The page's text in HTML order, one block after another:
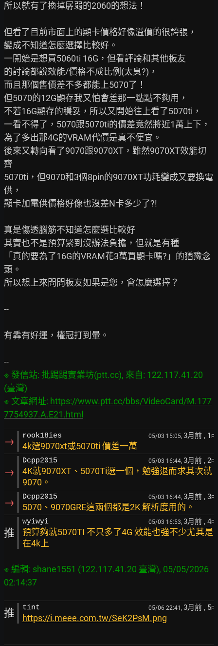
所以就有了換掉孱弱的2060的想法！
但看了目前市面上的顯卡價格好像溢價的很誇張，
變成不知道怎麼選擇比較好。
一開始是想買5060ti 16G，但看評論和其他板友
的討論都說效能/價格不成比例(太臭?)，
而且那個售價差不多都能上5070了！
但5070的12G顯存我又怕會差那一點點不夠用，
不若16G顯存的穩妥，所以又開始往上看了5070ti，
一看不得了，5070跟5070ti的價差竟然將近1萬上下，
為了多出那4G的VRAM代價是真不便宜。
後來又轉向看了9070跟9070XT，雖然9070XT效能切
齊
5070ti，但9070和3個8pin的9070XT功耗變成又要換電
供，
顯卡加電供價格好像也沒差N卡多少了?!
真是傷透腦筋不知道怎麼選比較好
其實也不是預算緊到沒辦法負擔，但就是有種
「真的要為了16G的VRAM花3萬買顯卡嗎?」的猶豫念
頭。
所以想上來問問板友如果是您，會怎麼選擇？
--
有掱有好運，權冠打到暈。
※ 發信站: 批踢踢實業坊(ptt.cc), 來自: 122.117.41.20
(臺灣)
※ 文章網址: https://www.ptt.cc/bbs/VideoCard/M.177
7754937.A.E21.html
→ rook18ies 05/03 15:05, 3月前 , 1 F
4k選9070xt或5070ti 價差一萬
→
Dcpp2015 05/03 16:44, 3月前 , 2F
4K就9070XT、5070Ti選一個，勉強退而求其次就
9070。
→ Dcpp2015 05/03 16:44, 3月前 , 3F
5070、9070GRE這兩個都是2K 解析度用的。
推
wyiwyi 05/03 16:53, 3月前 , 4F
預算夠就5070TI 不只多了4G 效能也強不少尤其是
在4k上
※ 編輯: shane1551 (122.117.41.20 臺灣), 05/05/2026
推 tint 05/06 22:41, 3月前 , 5F
https://i.meee.com.tw/SeK2PsM.png